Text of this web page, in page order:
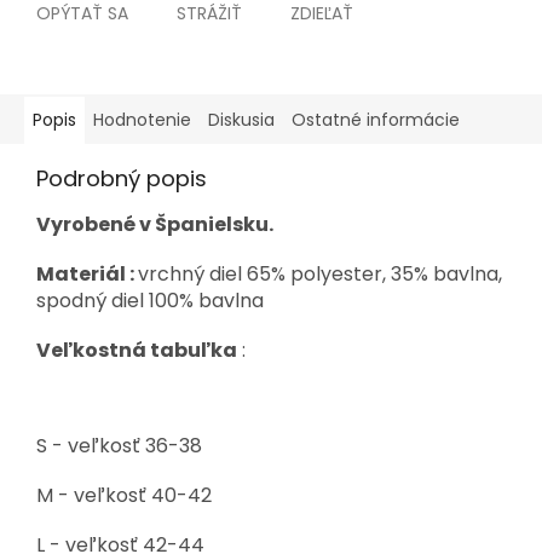
OPÝTAŤ SA STRÁŽIŤ ZDIEĽAŤ
Popis Hodnotenie Diskusia Ostatné informácie
Podrobný popis
Vyrobené v Španielsku.
Materiál :vrchný diel 65% polyester, 35% bavlna,
spodný diel 100% bavlna
Veľkostná tabuľka :
S - veľkosť 36-38
M - veľkosť 40-42
L - veľkosť 42-44